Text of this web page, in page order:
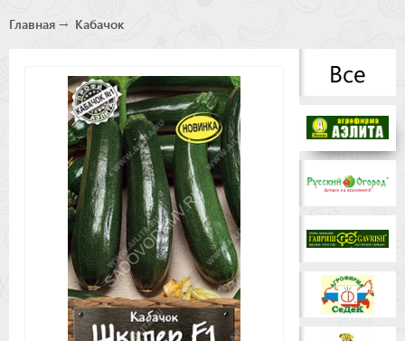
сейчас
Бренды
Доставка
Оптовикам
Главная Кабачок
Все